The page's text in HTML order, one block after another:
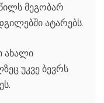
მეგობარ
ატარებს.
ახალი
უკვე ბევრს